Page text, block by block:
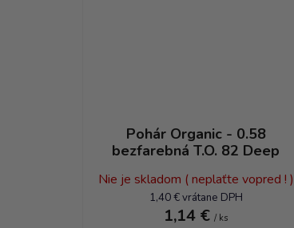
Pohár Organic - 0.58
bezfarebná T.O. 82 Deep
Nie je skladom ( neplaťte vopred ! )
1,40 € vrátane DPH
1,14 €/ ks